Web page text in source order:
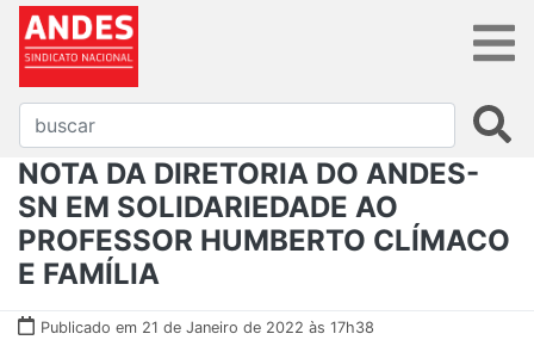
NOTA DA DIRETORIA DO ANDES-
SN EM SOLIDARIEDADE AO
PROFESSOR HUMBERTO CLÍMACO
E FAMÍLIA
Publicado em 21 de Janeiro de 2022 às 17h38